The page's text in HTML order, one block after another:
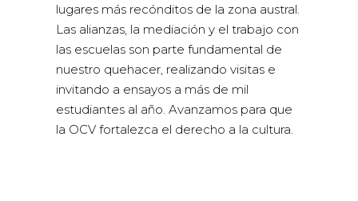
lugares más recónditos de la zona austral.
Las alianzas, la mediación y el trabajo con
las escuelas son parte fundamental de
nuestro quehacer, realizando visitas e
invitando a ensayos a más de mil
estudiantes al año. Avanzamos para que
la OCV fortalezca el derecho a la cultura.